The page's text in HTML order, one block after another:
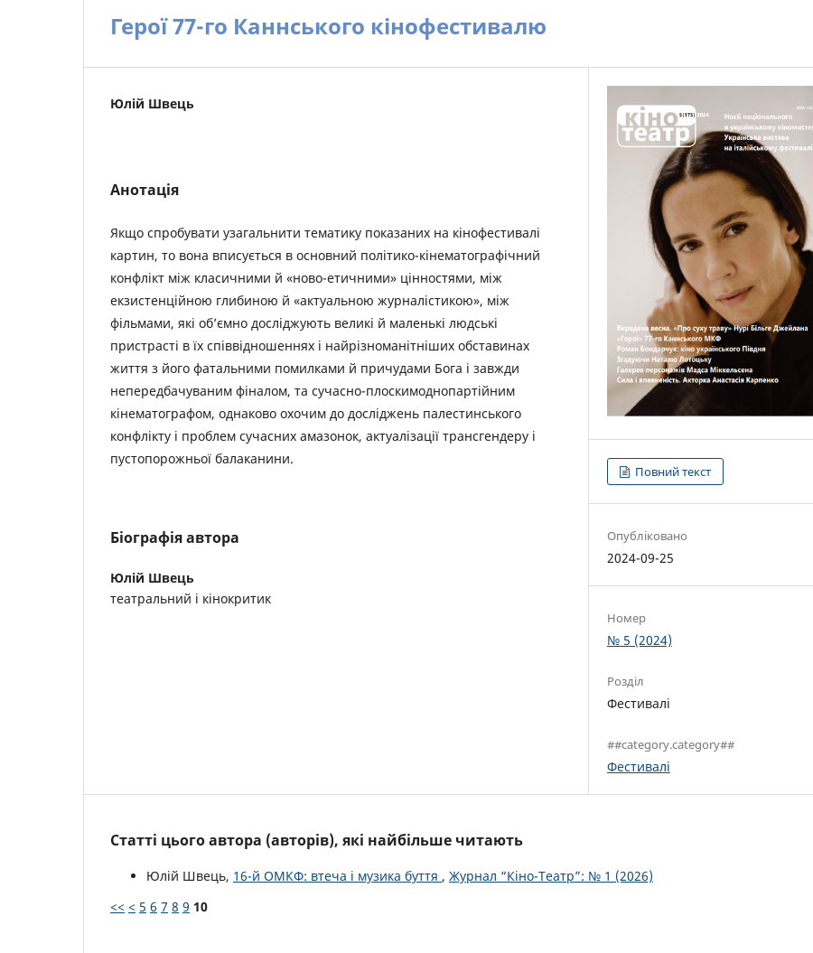
Герої 77-го Каннського кінофестивалю
Юлій Швець
Анотація
Якщо спробувати узагальнити тематику показаних на кінофестивалі
картин, то вона вписується в основний політико-кінематографічний
конфлікт між класичними й «ново-етичними» цінностями, між
екзистенційною глибиною й «актуальною журналістикою», між
фільмами, які об’ємно досліджують великі й маленькі людські
пристрасті в їх співвідношеннях і найрізноманітніших обставинах
життя з його фатальними помилками й причудами Бога і завжди
непередбачуваним фіналом, та сучасно-плоскимоднопартійним
кінематографом, однаково охочим до досліджень палестинського
конфлікту і проблем сучасних амазонок, актуалізації трансгендеру і
пустопорожньої балаканини.
Біографія автора
Юлій Швець
театральний і кінокритик
Повний текст
Опубліковано
2024-09-25
Номер
№ 5 (2024)
Розділ
Фестивалі
##category.category##
Фестивалі
Статті цього автора (авторів), які найбільше читають
Юлій Швець, 16-й ОМКФ: втеча і музика буття , Журнал “Кіно-Театр”: № 1 (2026)
<< < 5 6 7 8 9 10